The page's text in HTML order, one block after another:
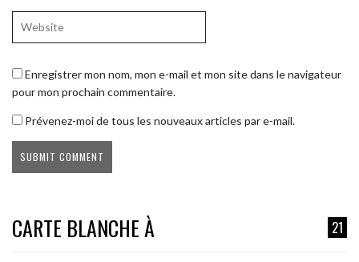
Enregistrer mon nom, mon e-mail et mon site dans le navigateur
pour mon prochain commentaire.
Prévenez-moi de tous les nouveaux articles par e-mail.
CARTE BLANCHE À 21